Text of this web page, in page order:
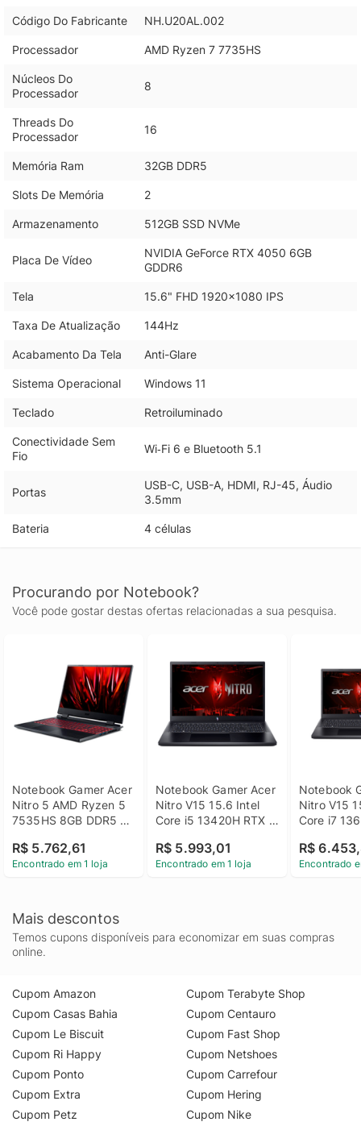
Código Do Fabricante NH.U20AL.002
Processador AMD Ryzen 7 7735HS
Núcleos Do
Processador
8
Threads Do
Processador
16
Memória Ram 32GB DDR5
Slots De Memória 2
Armazenamento 512GB SSD NVMe
Placa De Vídeo
NVIDIA GeForce RTX 4050 6GB
GDDR6
Tela 15.6" FHD 1920x1080 IPS
Taxa De Atualização 144Hz
Acabamento Da Tela Anti-Glare
Sistema Operacional Windows 11
Teclado Retroiluminado
Conectividade Sem
Fio
Wi‑Fi 6 e Bluetooth 5.1
Portas
USB-C, USB-A, HDMI, RJ-45, Áudio
3.5mm
Bateria 4 células
Procurando por Notebook?
Você pode gostar destas ofertas relacionadas a sua pesquisa.
Notebook Gamer Acer
Nitro 5 AMD Ryzen 5
7535HS 8GB DDR5
3050 SSD 512GB
15.6" Full HD 144Hz
R$ 5.762,61
Encontrado em 1 loja
Notebook Gamer Acer
Nitro V15 15.6 Intel
Core i5 13420H RTX
512GB SSD Win 11
Home
R$ 5.993,01
Encontrado em 1 loja
Notebook
Nitro V15
Core i7
512GB
R$
Encontrado
Mais descontos
Temos cupons disponíveis para economizar em suas compras
online.
Cupom Amazon
Cupom Casas Bahia
Cupom Le Biscuit
Cupom Ri Happy
Cupom Ponto
Cupom Extra
Cupom Petz
Cupom Terabyte Shop
Cupom Centauro
Cupom Fast Shop
Cupom Netshoes
Cupom Carrefour
Cupom Hering
Cupom Nike